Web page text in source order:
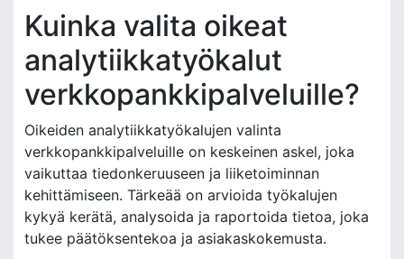
Kuinka valita oikeat
analytiikkatyökalut
verkkopankkipalveluille?
Oikeiden analytiikkatyökalujen valinta
verkkopankkipalveluille on keskeinen askel, joka
vaikuttaa tiedonkeruuseen ja liiketoiminnan
kehittämiseen. Tärkeää on arvioida työkalujen
kykyä kerätä, analysoida ja raportoida tietoa, joka
tukee päätöksentekoa ja asiakaskokemusta.